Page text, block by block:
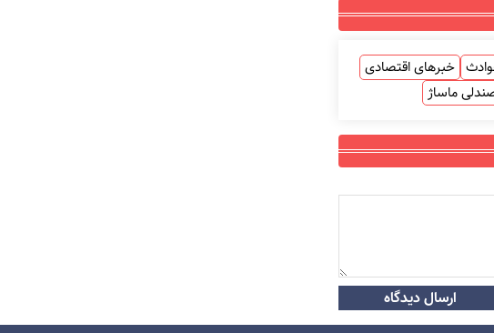
خبرهای اقتصادی
ماساژ
ارسال دیدگاه